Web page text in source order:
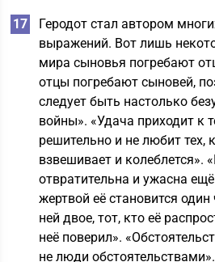
Геродот стал автором
выражений. Вот лишь
мира сыновья погребают
отцы погребают сыновей,
следует быть настолько
войны». «Удача приходит к
решительно и не любит тех,
взвешивает и колеблется».
отвратительна и ужасна
жертвой её становится один
ней двое, тот, кто её
неё поверил».
не люди